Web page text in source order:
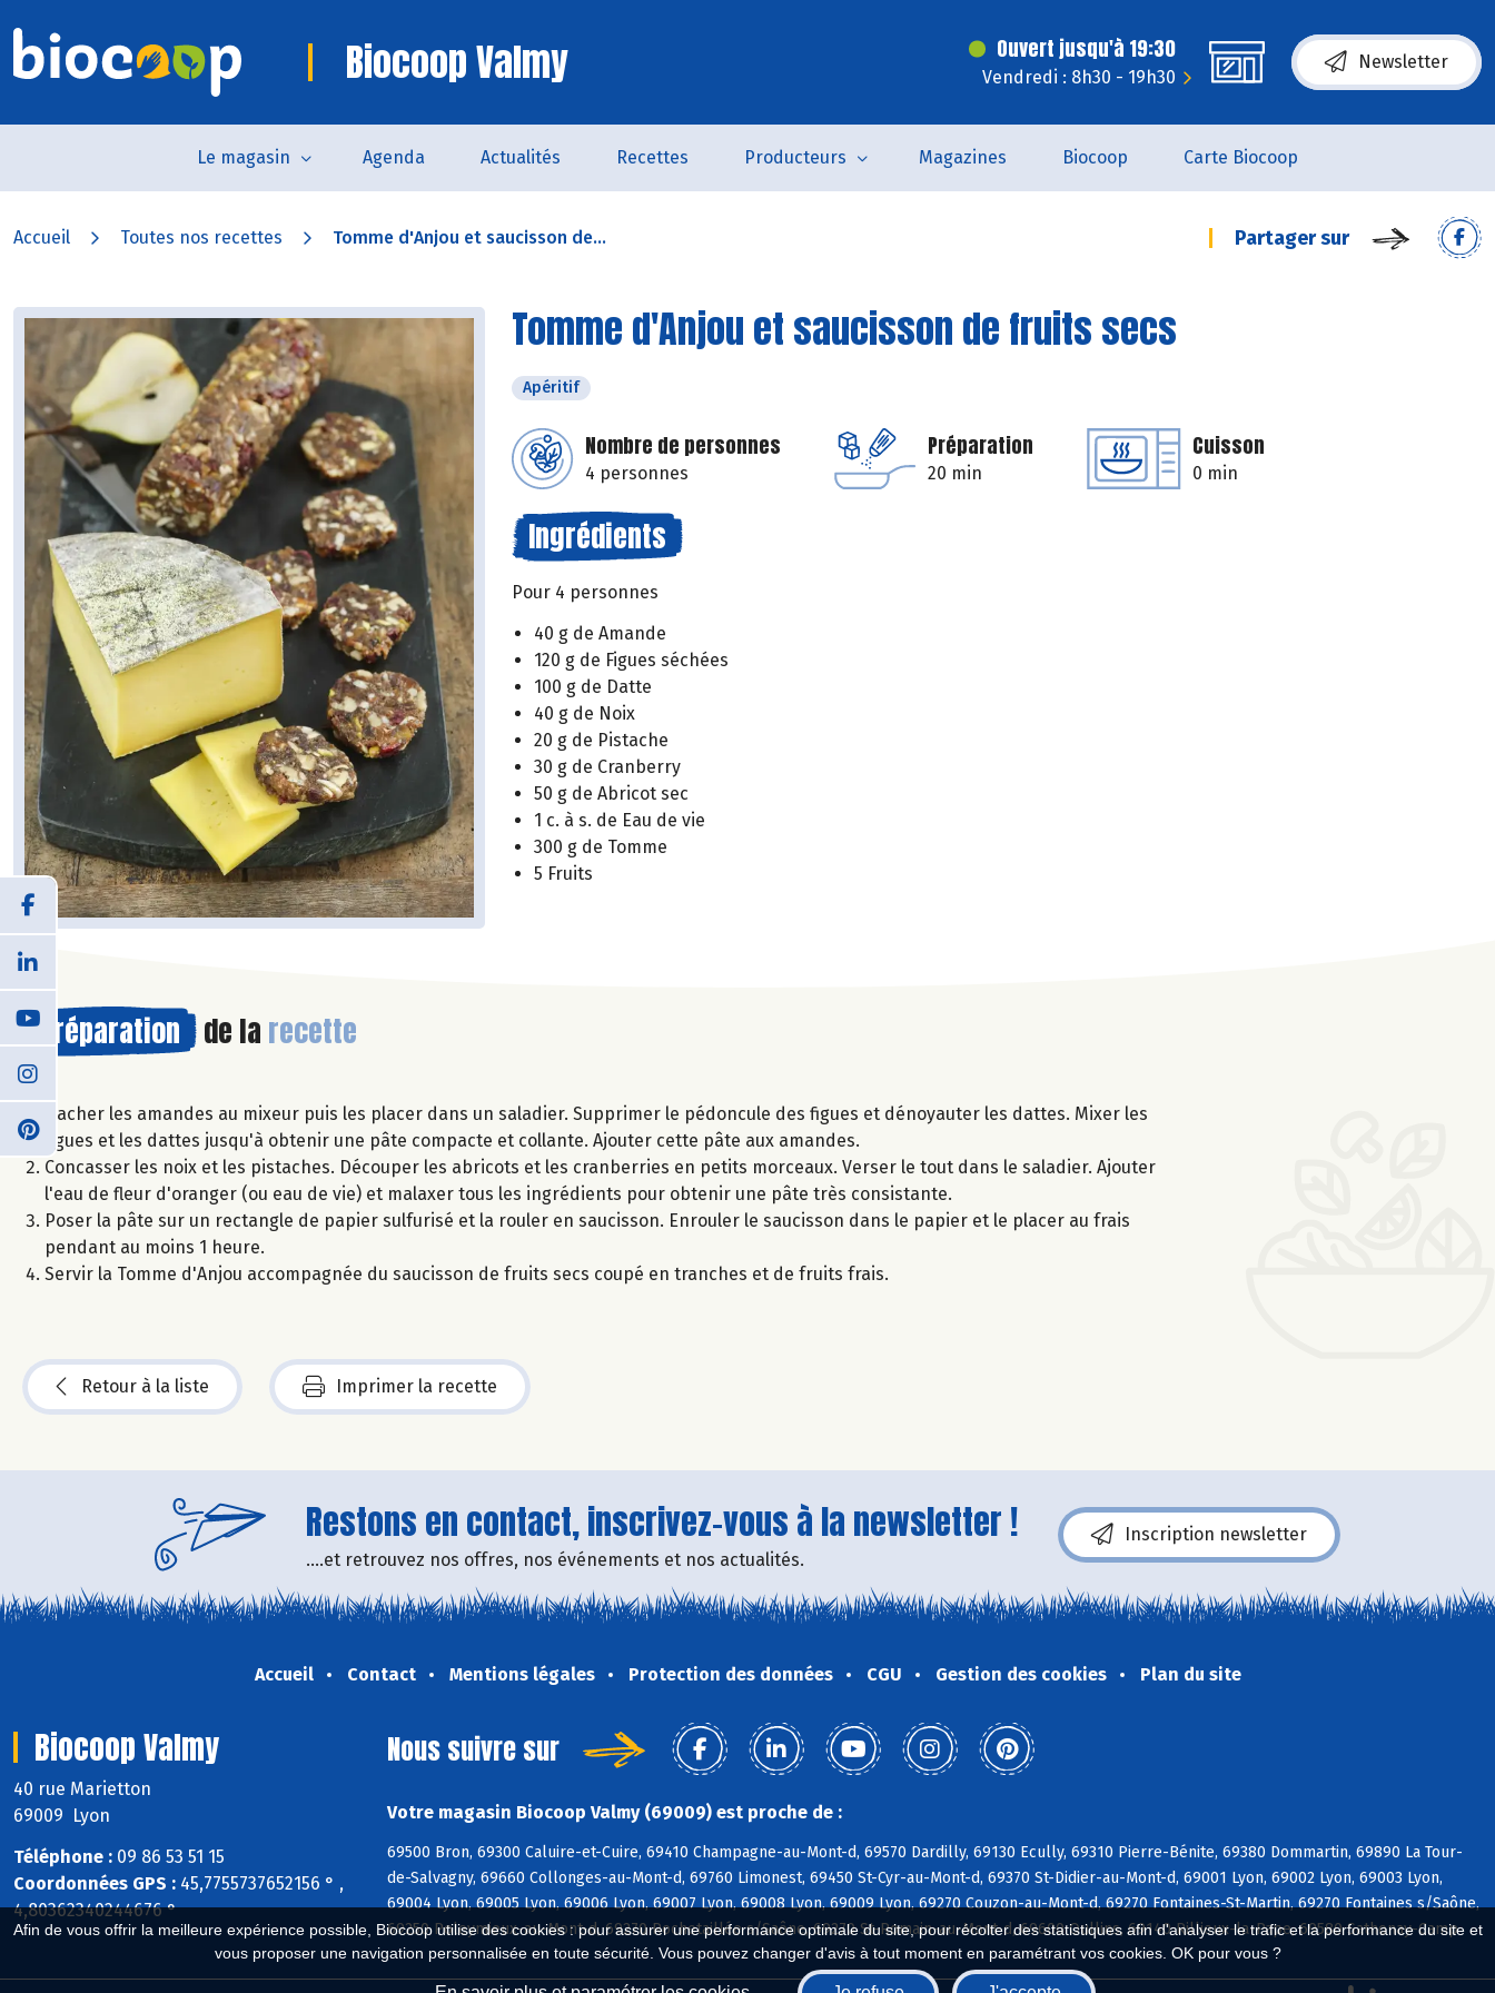
Afin de vous offrir la meilleure expérience possible, Biocoop utilise des cookies : pour assurer une performance optimale du site, pour récolter des statistiques afin d'analyser le trafic et la performance du site et
vous proposer une navigation personnalisée en toute sécurité. Vous pouvez changer d'avis à tout moment en paramétrant vos cookies. OK pour vous ?
Biocoop Valmy Ouvert jusqu'à 19:30
Vendredi : 8h30 - 19h30
Newsletter
Le magasin Agenda Actualités Recettes Producteurs Magazines Biocoop Carte Biocoop
Accueil Toutes nos recettes Tomme d'Anjou et saucisson de... Partager sur
Tomme d'Anjou et saucisson de fruits secs
Apéritif
Nombre de personnes
4 personnes
Préparation
20 min
Cuisson
0 min
Ingrédients
Pour 4 personnes
40 g de Amande
120 g de Figues séchées
100 g de Datte
40 g de Noix
20 g de Pistache
30 g de Cranberry
50 g de Abricot sec
1 c. à s. de Eau de vie
300 g de Tomme
5 Fruits
Préparation de la recette
Hacher les amandes au mixeur puis les placer dans un saladier. Supprimer le pédoncule des figues et dénoyauter les dattes. Mixer les
figues et les dattes jusqu'à obtenir une pâte compacte et collante. Ajouter cette pâte aux amandes.
Concasser les noix et les pistaches. Découper les abricots et les cranberries en petits morceaux. Verser le tout dans le saladier. Ajouter
l'eau de fleur d'oranger (ou eau de vie) et malaxer tous les ingrédients pour obtenir une pâte très consistante.
Poser la pâte sur un rectangle de papier sulfurisé et la rouler en saucisson. Enrouler le saucisson dans le papier et le placer au frais
pendant au moins 1 heure.
Servir la Tomme d'Anjou accompagnée du saucisson de fruits secs coupé en tranches et de fruits frais.
Retour à la liste Imprimer la recette
Restons en contact, inscrivez-vous à la newsletter !
....et retrouvez nos offres, nos événements et nos actualités.
Inscription newsletter
Accueil Contact Mentions légales Protection des données CGU Gestion des cookies Plan du site
Biocoop Valmy
40 rue Marietton
69009 Lyon
Téléphone : 09 86 53 51 15
Coordonnées GPS : 45,7755737652156 ° ,
4,80362340244676 °
Nous suivre sur
Votre magasin Biocoop Valmy (69009) est proche de :
69500 Bron, 69300 Caluire-et-Cuire, 69410 Champagne-au-Mont-d, 69570 Dardilly, 69130 Ecully, 69310 Pierre-Bénite, 69380 Dommartin, 69890 La Tour-
de-Salvagny, 69660 Collonges-au-Mont-d, 69760 Limonest, 69450 St-Cyr-au-Mont-d, 69370 St-Didier-au-Mont-d, 69001 Lyon, 69002 Lyon, 69003 Lyon,
69004 Lyon, 69005 Lyon, 69006 Lyon, 69007 Lyon, 69008 Lyon, 69009 Lyon, 69270 Couzon-au-Mont-d, 69270 Fontaines-St-Martin, 69270 Fontaines s/Saône,
69250 Poleymieux-au-Mont-d, 69270 Rochetaillée s/Saône, 69270 St-Romain-au-Mont-d, 69600 Oullins, 69140 Rillieux-la-Pape, 69580 Sathonay-Camp